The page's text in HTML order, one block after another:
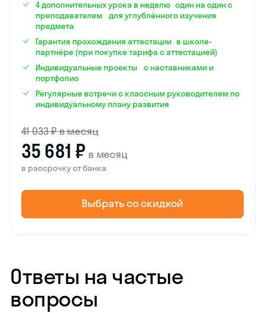
4 дополнительных урока в неделю один на один с
преподавателем для углублённого изучения
предмета
Гарантия прохождения аттестации в школе-
партнёре (при покупке тарифа с аттестацией)
Индивидуальные проекты с наставниками и
портфолио
Регулярные встречи с классным руководителем по
индивидуальному плану развития
41 033 ₽ в месяц
35 681 ₽ в месяц
в рассрочку от банка
Выбрать со скидкой
Ответы на частые
вопросы